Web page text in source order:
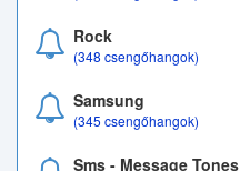
Rock
(348 csengőhangok)
Samsung
(345 csengőhangok)
Sms - Message Tones